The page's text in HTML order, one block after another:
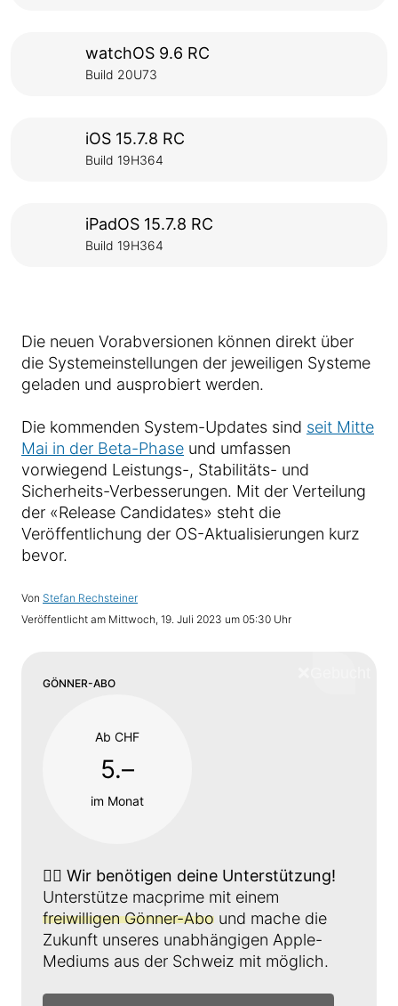
watchOS 9.6 RC
Build 20U73
iOS 15.7.8 RC
Build 19H364
iPadOS 15.7.8 RC
Build 19H364
Die neuen Vorabversionen können direkt über
die Systemeinstellungen der jeweiligen Systeme
geladen und ausprobiert werden.
Die kommenden System-Updates sind seit Mitte
Mai in der Beta-Phase und umfassen
vorwiegend Leistungs-, Stabilitäts- und
Sicherheits-Verbesserungen. Mit der Verteilung
der «Release Candidates» steht die
Veröffentlichung der OS-Aktualisierungen kurz
bevor.
Von Stefan Rechsteiner
Veröffentlicht am Mittwoch, 19. Juli 2023 um 05:30 Uhr
GÖNNER-ABO
Ab CHF
5.–
im Monat
👉🏼 Wir benötigen deine Unterstützung!
Unterstütze macprime mit einem
freiwilligen Gönner-Abo und mache die
Zukunft unseres unabhängigen Apple-
Mediums aus der Schweiz mit möglich.